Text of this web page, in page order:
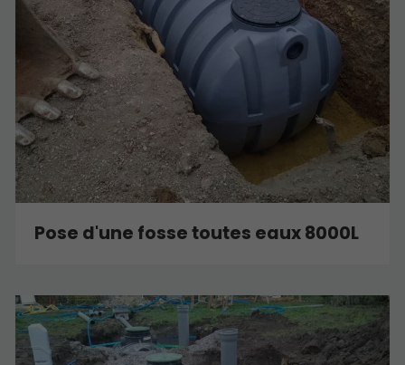
Pose d'une fosse toutes eaux 8000L